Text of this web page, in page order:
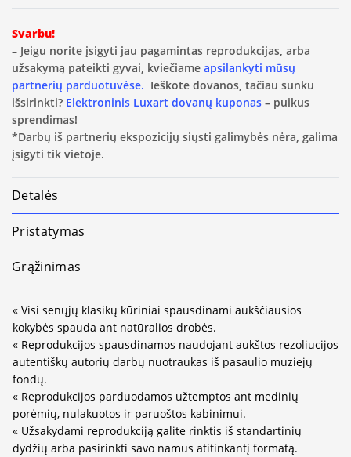
Svarbu!
– Jeigu norite įsigyti jau pagamintas reprodukcijas, arba
užsakymą pateikti gyvai, kviečiame apsilankyti mūsų
partnerių parduotuvėse. Ieškote dovanos, tačiau sunku
išsirinkti? Elektroninis Luxart dovanų kuponas – puikus
sprendimas!
*Darbų iš partnerių ekspozicijų siųsti galimybės nėra, galima
įsigyti tik vietoje.
Detalės
Pristatymas
Grąžinimas
« Visi senųjų klasikų kūriniai spausdinami aukščiausios
kokybės spauda ant natūralios drobės.
« Reprodukcijos spausdinamos naudojant aukštos rezoliucijos
autentiškų autorių darbų nuotraukas iš pasaulio muziejų
fondų.
« Reprodukcijos parduodamos užtemptos ant medinių
porėmių, nulakuotos ir paruoštos kabinimui.
« Užsakydami reprodukciją galite rinktis iš standartinių
dydžių arba pasirinkti savo namus atitinkantį formatą.